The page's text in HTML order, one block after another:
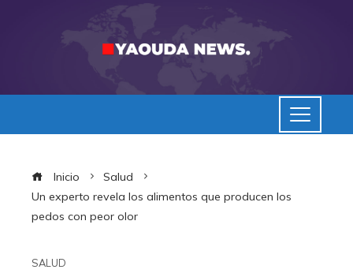
Inicio
Salud
Un experto revela los alimentos que producen los
pedos con peor olor
SALUD